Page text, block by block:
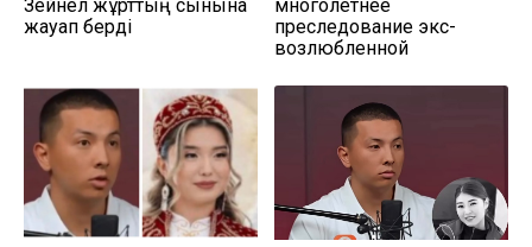
Зейнел жұрттың сынына
жауап берді
многолетнее
преследование экс-
возлюбленной